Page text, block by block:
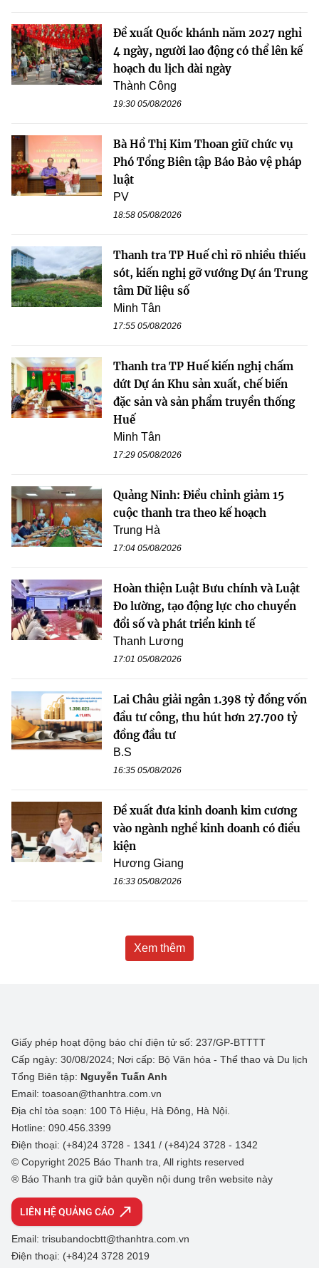
Đề xuất Quốc khánh năm 2027 nghỉ
4 ngày, người lao động có thể lên kế
hoạch du lịch dài ngày
Thành Công
19:30 05/08/2026
Bà Hồ Thị Kim Thoan giữ chức vụ
Phó Tổng Biên tập Báo Bảo vệ pháp
luật
PV
18:58 05/08/2026
Thanh tra TP Huế chỉ rõ nhiều thiếu
sót, kiến nghị gỡ vướng Dự án Trung
tâm Dữ liệu số
Minh Tân
17:55 05/08/2026
Thanh tra TP Huế kiến nghị chấm
dứt Dự án Khu sản xuất, chế biến
đặc sản và sản phẩm truyền thống
Huế
Minh Tân
17:29 05/08/2026
Quảng Ninh: Điều chỉnh giảm 15
cuộc thanh tra theo kế hoạch
Trung Hà
17:04 05/08/2026
Hoàn thiện Luật Bưu chính và Luật
Đo lường, tạo động lực cho chuyển
đổi số và phát triển kinh tế
Thanh Lương
17:01 05/08/2026
Lai Châu giải ngân 1.398 tỷ đồng vốn
đầu tư công, thu hút hơn 27.700 tỷ
đồng đầu tư
B.S
16:35 05/08/2026
Đề xuất đưa kinh doanh kim cương
vào ngành nghề kinh doanh có điều
kiện
Hương Giang
16:33 05/08/2026
Xem thêm
Giấy phép hoạt động báo chí điện tử số: 237/GP-BTTTT
Cấp ngày: 30/08/2024; Nơi cấp: Bộ Văn hóa - Thể thao và Du lịch
Tổng Biên tập: Nguyễn Tuấn Anh
Email: toasoan@thanhtra.com.vn
Địa chỉ tòa soạn: 100 Tô Hiệu, Hà Đông, Hà Nội.
Hotline: 090.456.3399
Điện thoại: (+84)24 3728 - 1341 / (+84)24 3728 - 1342
© Copyright 2025 Báo Thanh tra, All rights reserved
® Báo Thanh tra giữ bản quyền nội dung trên website này
LIÊN HỆ QUẢNG CÁO
Email: trisubandocbtt@thanhtra.com.vn
Điện thoại: (+84)24 3728 2019